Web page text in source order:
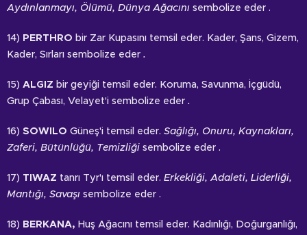
Aydınlanmayı, Ölümü, Dünya Ağacını sembolize eder .
14) PERTHRO bir Zar Kupasını temsil eder. Kader, Şans, Gizem,
Kader, Sırları sembolize eder .
15) ALGIZ bir geyiği temsil eder. Koruma, Savunma, İçgüdü,
Grup Çabası, Velayet'i sembolize eder .
16) SOWILO Güneş'i temsil eder. Sağlığı, Onuru, Kaynakları,
Zaferi, Bütünlüğü, Temizliği sembolize eder .
17) TIWAZ tanrı Tyr'ı temsil eder. Erkekliği, Adaleti, Liderliği,
Mantığı, Savaşı sembolize eder .
18) BERKANA, Huş Ağacını temsil eder. Kadınlığı, Doğurganlığı,